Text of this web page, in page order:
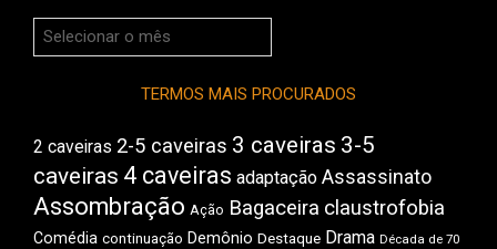
Arquivos
do
TERMOS MAIS PROCURADOS
2 caveiras 2-5 caveiras 3 caveiras 3-5
caveiras 4 caveiras adaptação Assassinato
Assombração Ação Bagaceira claustrofobia
Comédia continuação Demônio Destaque Drama Década de 70